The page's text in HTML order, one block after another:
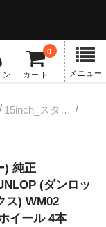
ン カート
0
メニュー
15inch_スタッドレス中古タイヤホイール
) 純正
(ダンロッ
ス) WM02
イール 4本